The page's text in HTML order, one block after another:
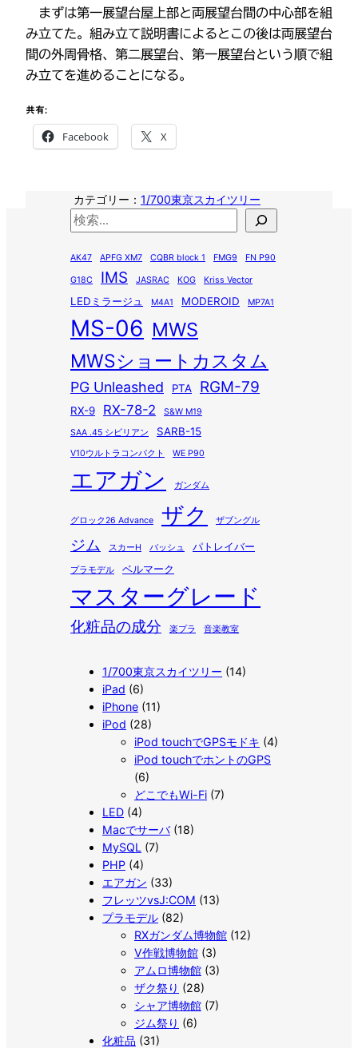
まずは第一展望台屋上部と両展望台間の中心部を組
み立てた。組み立て説明書によるとこの後は両展望台
間の外周骨格、第二展望台、第一展望台という順で組
み立てを進めることになる。
共有:
Facebook X
カテゴリー： 1/700東京スカイツリー
検
AK47 APFG XM7 CQBR block 1 FMG9 FN P90
G18C IMS JASRAC KOG Kriss Vector
LEDミラージュ M4A1 MODEROID MP7A1
MS-06 MWS
MWSショートカスタム
PG Unleashed PTA RGM-79
RX-9 RX-78-2
S&W M19
SAA .45 シビリアン
SARB-15
V10ウルトラコンパクト WE P90
エアガン ガンダム
グロック26 Advance ザク ザブングル
ジム スカーH バッシュ パトレイバー
プラモデル ベルマーク
マスターグレード
化粧品の成分 楽プラ 音楽教室
1/700東京スカイツリー (14)
iPad (6)
iPhone (11)
iPod (28)
iPod touchでGPSモドキ (4)
iPod touchでホントのGPS
(6)
どこでもWi-Fi (7)
LED (4)
Macでサーバ(18)
MySQL (7)
PHP (4)
エアガン (33)
フレッツvsJ:COM (13)
プラモデル (82)
RXガンダム博物館 (12)
V作戦博物館 (3)
アムロ博物館 (3)
ザク祭り (28)
シャア博物館 (7)
ジム祭り (6)
化粧品 (31)